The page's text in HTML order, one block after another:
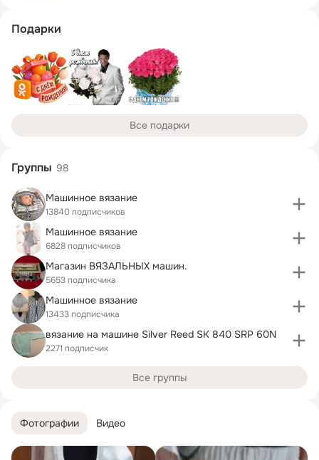
Фотографии Видео
Подарки
Все подарки
Группы 98
Машинное вязание
13840 подписчиков
Машинное вязание
6828 подписчиков
Магазин ВЯЗАЛЬНЫХ машин.
5653 подписчика
Машинное вязание
13433 подписчика
вязание на машине Silver Reed SK 840 SRP 60N
2271 подписчик
Все группы